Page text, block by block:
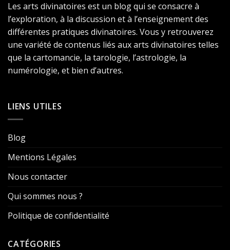
Les arts divinatoires est un blog qui se consacre à
l’exploration, à la discussion et à l’enseignement des
différentes pratiques divinatoires. Vous y retrouverez
une variété de contenus liés aux arts divinatoires telles
que la cartomancie, la tarologie, l’astrologie, la
numérologie, et bien d’autres.
LIENS UTILES
Blog
Mentions Légales
Nous contacter
Qui sommes nous ?
Politique de confidentialité
CATÉGORIES